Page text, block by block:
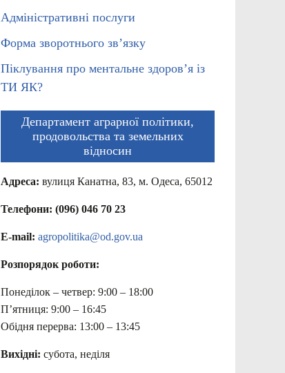
Адміністративні послуги
Форма зворотнього зв’язку
Піклування про ментальне здоров’я із
ТИ ЯК?
Департамент аграрної політики,
продовольства та земельних
відносин
Адреса: вулиця Канатна, 83, м. Одеса, 65012
Телефони: (096) 046 70 23
E-mail: agropolitika@od.gov.ua
Розпорядок роботи:
Понеділок – четвер: 9:00 – 18:00
П’ятниця: 9:00 – 16:45
Обідня перерва: 13:00 – 13:45
Вихідні: субота, неділя